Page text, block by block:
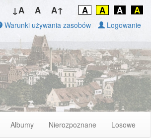
↓A A A↑ A A A A
Warunki używania zasobów Logowanie
Albumy Nierozpoznane Losowe